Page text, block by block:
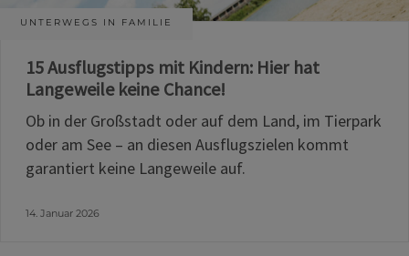
UNTERWEGS IN FAMILIE
15 Ausflugstipps mit Kindern: Hier hat
Langeweile keine Chance!
Ob in der Großstadt oder auf dem Land, im Tierpark
oder am See – an diesen Ausflugszielen kommt
garantiert keine Langeweile auf.
14. Januar 2026